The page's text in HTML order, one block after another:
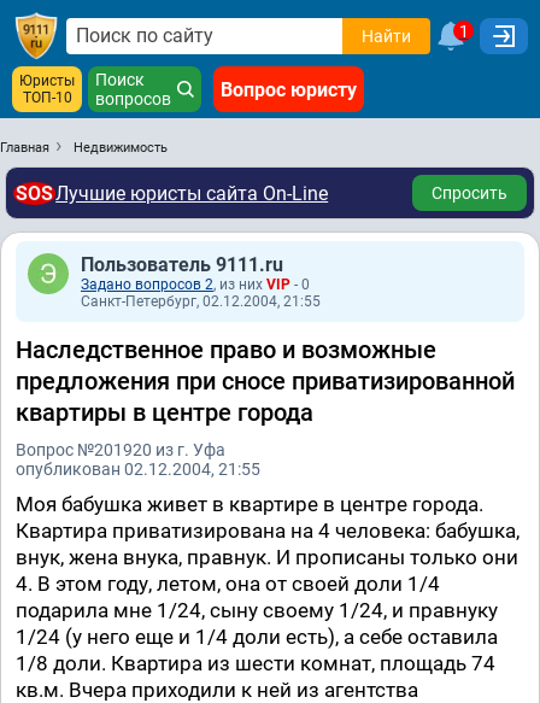
Найти 1
Юристы
ТОП-10
Поиск
вопросов
Вопрос юристу
Главная Недвижимость
SOSЛучшие юристы сайта On-Line Спросить
Пользователь 9111.ru
Задано вопросов 2, из них VIP - 0
Санкт-Петербург, 02.12.2004, 21:55
Наследственное право и возможные
предложения при сносе приватизированной
квартиры в центре города
Вопрос №201920 из г. Уфа
опубликован 02.12.2004, 21:55
Моя бабушка живет в квартире в центре города.
Квартира приватизирована на 4 человека: бабушка,
внук, жена внука, правнук. И прописаны только они
4. В этом году, летом, она от своей доли 1/4
подарила мне 1/24, сыну своему 1/24, и правнуку
1/24 (у него еще и 1/4 доли есть), а себе оставила
1/8 доли. Квартира из шести комнат, площадь 74
кв.м. Вчера приходили к ней из агентства